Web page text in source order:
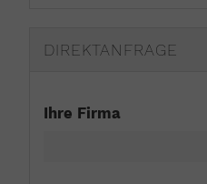
DIREKTANFRAGE
Ihre Firma